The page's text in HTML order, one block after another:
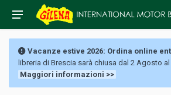
Vacanze estive 2026: Ordina online
libreria di Brescia sarà chiusa dal 2 Agosto
Maggiori informazioni >>